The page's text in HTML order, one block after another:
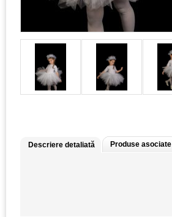
Descriere detaliată Produse asociate